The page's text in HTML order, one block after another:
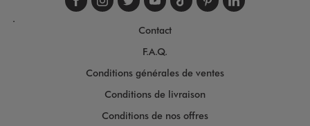
Suivez-nous sur
Suivez-nous sur
Suivez-nous sur
Suivez-nous
Suivez-nous
Suivez-
.
Contact
F.A.Q.
Conditions générales de ventes
Conditions de livraison
Conditions de nos offres